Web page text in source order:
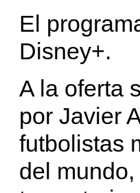
El
Disney+.
A la oferta
por Javier
futbolistas
del